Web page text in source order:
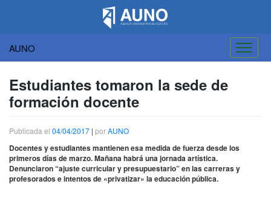
AUNO
contenido
Estudiantes tomaron la sede de
formación docente
Publicada el 04/04/2017 | porAUNO
Docentes y estudiantes mantienen esa medida de fuerza desde los
primeros días de marzo. Mañana habrá una jornada artística.
Denunciaron “ajuste curricular y presupuestario” en las carreras y
profesorados e intentos de «privatizar» la educación pública.